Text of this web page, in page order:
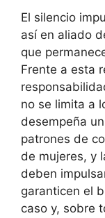
El silencio
así en aliado
que
Frente a esta
no se limita a
desempeña
patrones de
de mujeres, y
deben
garanticen el
caso y, sobre